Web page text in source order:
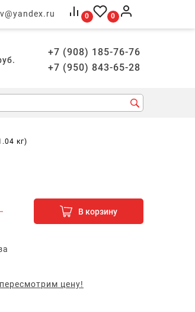
0 0
+7 (908) 185-76-76
+7 (950) 843-65-28
кг)
В корзину
цену!